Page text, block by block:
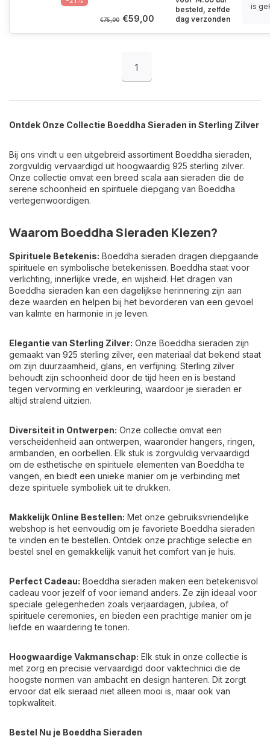
€75,00 €59,00
besteld, zelfde
dag verzonden
is
1
Ontdek Onze Collectie Boeddha Sieraden in Sterling Zilver
Bij ons vindt u een uitgebreid assortiment Boeddha sieraden,
zorgvuldig vervaardigd uit hoogwaardig 925 sterling zilver.
Onze collectie omvat een breed scala aan sieraden die de
serene schoonheid en spirituele diepgang van Boeddha
vertegenwoordigen.
Waarom Boeddha Sieraden Kiezen?
Spirituele Betekenis: Boeddha sieraden dragen diepgaande
spirituele en symbolische betekenissen. Boeddha staat voor
verlichting, innerlijke vrede, en wijsheid. Het dragen van
Boeddha sieraden kan een dagelijkse herinnering zijn aan
deze waarden en helpen bij het bevorderen van een gevoel
van kalmte en harmonie in je leven.
Elegantie van Sterling Zilver: Onze Boeddha sieraden zijn
gemaakt van 925 sterling zilver, een materiaal dat bekend staat
om zijn duurzaamheid, glans, en verfijning. Sterling zilver
behoudt zijn schoonheid door de tijd heen en is bestand
tegen vervorming en verkleuring, waardoor je sieraden er
altijd stralend uitzien.
Diversiteit in Ontwerpen: Onze collectie omvat een
verscheidenheid aan ontwerpen, waaronder hangers, ringen,
armbanden, en oorbellen. Elk stuk is zorgvuldig vervaardigd
om de esthetische en spirituele elementen van Boeddha te
vangen, en biedt een unieke manier om je verbinding met
deze spirituele symboliek uit te drukken.
Makkelijk Online Bestellen: Met onze gebruiksvriendelijke
webshop is het eenvoudig om je favoriete Boeddha sieraden
te vinden en te bestellen. Ontdek onze prachtige selectie en
bestel snel en gemakkelijk vanuit het comfort van je huis.
Perfect Cadeau: Boeddha sieraden maken een betekenisvol
cadeau voor jezelf of voor iemand anders. Ze zijn ideaal voor
speciale gelegenheden zoals verjaardagen, jubilea, of
spirituele ceremonies, en bieden een prachtige manier om je
liefde en waardering te tonen.
Hoogwaardige Vakmanschap: Elk stuk in onze collectie is
met zorg en precisie vervaardigd door vaktechnici die de
hoogste normen van ambacht en design hanteren. Dit zorgt
ervoor dat elk sieraad niet alleen mooi is, maar ook van
topkwaliteit.
Bestel Nu je Boeddha Sieraden